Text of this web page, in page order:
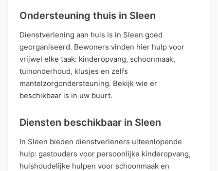
Ondersteuning thuis in Sleen
Dienstverlening aan huis is in Sleen goed
georganiseerd. Bewoners vinden hier hulp voor
vrijwel elke taak: kinderopvang, schoonmaak,
tuinonderhoud, klusjes en zelfs
mantelzorgondersteuning. Bekijk wie er
beschikbaar is in uw buurt.
Diensten beschikbaar in Sleen
In Sleen bieden dienstverleners uiteenlopende
hulp: gastouders voor persoonlijke kinderopvang,
huishoudelijke hulpen voor schoonmaak en